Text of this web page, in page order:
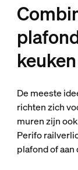
keuken
De meeste
richten zich
muren zijn
Perifo
plafond of